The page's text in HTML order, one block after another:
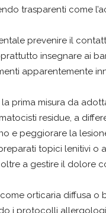
trasparenti come
prevenire il
insegnare ai
apparentemente
prima misura da
residue, a
e peggiorare la
topici lenitivi o
a gestire il dolore
orticaria diffusa
i protocolli